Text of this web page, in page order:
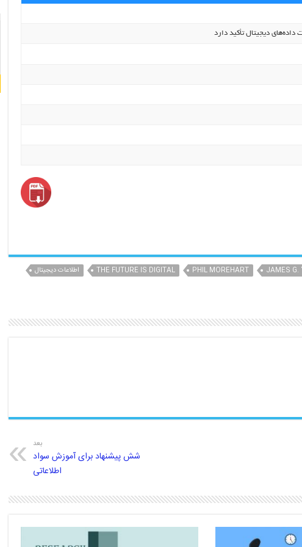
داده‌های دیجیتال تأکید دارد
JAMES G.
PHIL MOREHART
THE FUTURE IS DIGITAL
اطلاعات دیجیتال
بعد
شش پیشنهاد برای آموزش سواد
اطلاعاتی